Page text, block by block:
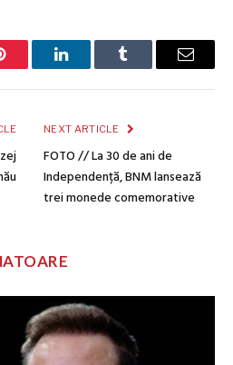
LinkedInTumblr Email
NEXT ARTICLE
FOTO // La 30 de ani de
Independență, BNM lansează
trei monede comemorative